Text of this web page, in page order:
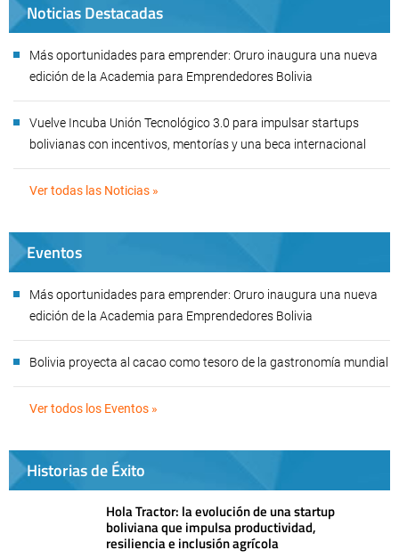
Noticias Destacadas
Más oportunidades para emprender: Oruro inaugura una nueva
edición de la Academia para Emprendedores Bolivia
Vuelve Incuba Unión Tecnológico 3.0 para impulsar startups
bolivianas con incentivos, mentorías y una beca internacional
Ver todas las Noticias »
Eventos
Más oportunidades para emprender: Oruro inaugura una nueva
edición de la Academia para Emprendedores Bolivia
Bolivia proyecta al cacao como tesoro de la gastronomía mundial
Ver todos los Eventos »
Historias de Éxito
Hola Tractor: la evolución de una startup
boliviana que impulsa productividad,
resiliencia e inclusión agrícola